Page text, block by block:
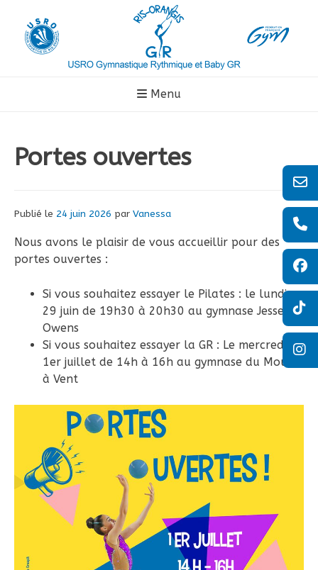
contenu
Menu
Portes ouvertes
Publié le 24 juin 2026 par Vanessa
Nous avons le plaisir de vous accueillir pour des
portes ouvertes :
Si vous souhaitez essayer le Pilates : le lundi
29 juin de 19h30 à 20h30 au gymnase Jesse
Owens
Si vous souhaitez essayer la GR : Le mercredi
1er juillet de 14h à 16h au gymnase du Moulin
à Vent